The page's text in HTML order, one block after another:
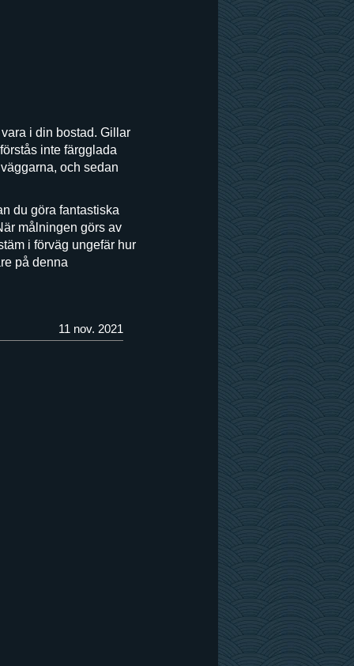
i din bostad. Gillar
inte färgglada
och sedan
du göra fantastiska
målningen görs av
i förväg ungefär hur
på denna
11 nov. 2021